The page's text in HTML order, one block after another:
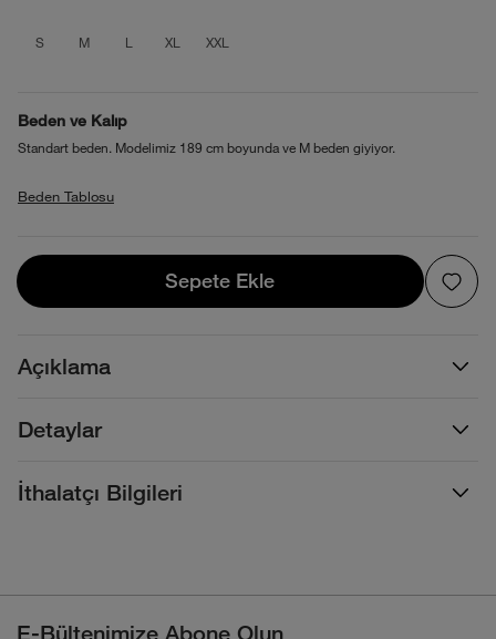
S M L XL XXL
Beden ve Kalıp
Standart beden. Modelimiz 189 cm boyunda ve M beden giyiyor.
Beden Tablosu
Sepete Ekle
Sepete Ekle
Açıklama
Detaylar
İthalatçı Bilgileri
E-Bültenimize Abone Olun